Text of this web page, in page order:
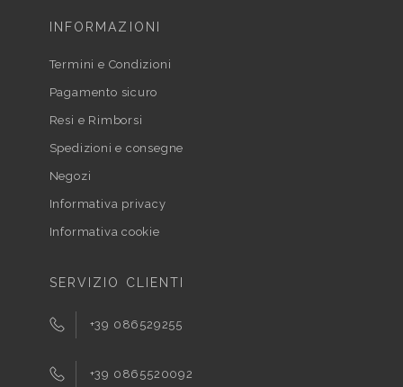
INFORMAZIONI
Termini e Condizioni
Pagamento sicuro
Resi e Rimborsi
Spedizioni e consegne
Negozi
Informativa privacy
Informativa cookie
SERVIZIO CLIENTI
+39 086529255
+39 0865520092